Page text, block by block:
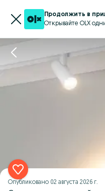
Продолжить в
Открывайте OLX
Опубликовано 02 августа 2026 г.